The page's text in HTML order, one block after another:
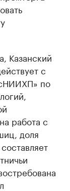
Казанский
с
по
работа с
доля